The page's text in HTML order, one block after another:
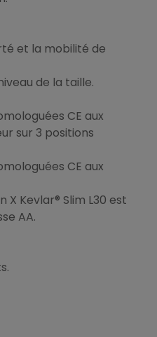
et la mobilité de
de la taille.
CE aux
sur 3 positions
CE aux
X Kevlar® Slim L30 est
AA.